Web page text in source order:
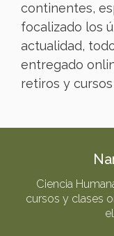
continentes,
focalizado los
actualidad,
entregado
retiros y
Ciencia
cursos y clases